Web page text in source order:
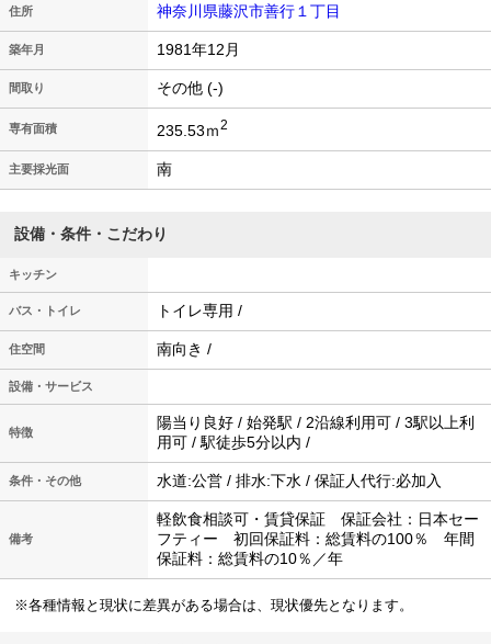
住所 神奈川県藤沢市善行１丁目
築年月 1981年12月
間取り その他 (-)
専有面積 235.53ｍ2
主要採光面 南
設備・条件・こだわり
キッチン
バス・トイレ トイレ専用 /
住空間 南向き /
設備・サービス
特徴
陽当り良好 / 始発駅 / 2沿線利用可 / 3駅以上利
用可 / 駅徒歩5分以内 /
条件・その他 水道:公営 / 排水:下水 / 保証人代行:必加入
備考
軽飲食相談可・賃貸保証 保証会社：日本セー
フティー 初回保証料：総賃料の100％ 年間
保証料：総賃料の10％／年
※各種情報と現状に差異がある場合は、現状優先となります。